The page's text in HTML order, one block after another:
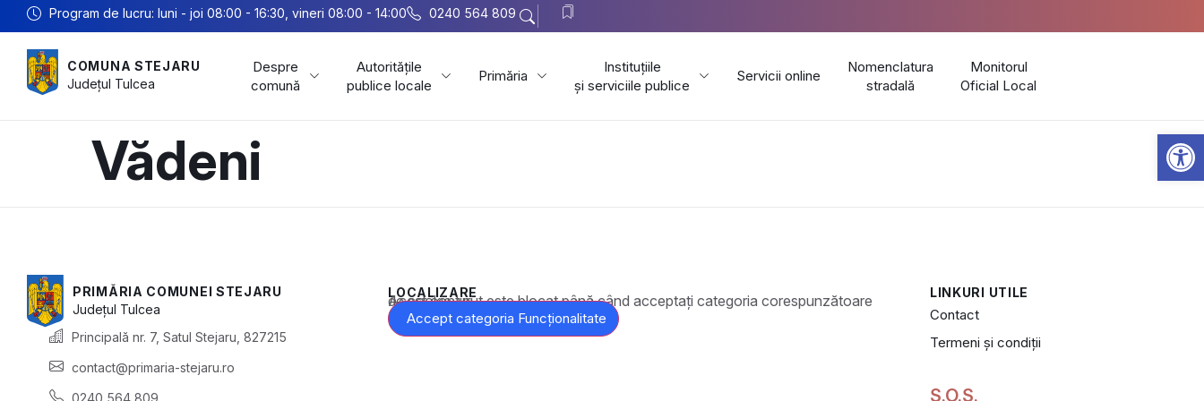
Program de lucru: luni - joi 08:00 - 16:30, vineri 08:00 - 14:00 0240 564 809
COMUNA STEJARU
Județul Tulcea
Despre
comună
Autoritățile
publice locale
Primăria
Instituțiile
și serviciile publice
Servicii online
Nomenclatura
stradală
Monitorul
Oficial Local
Vădeni
PRIMĂRIA COMUNEI STEJARU
Județul Tulcea
Principală nr. 7, Satul Stejaru, 827215
contact@primaria-stejaru.ro
0240 564 809
LOCALIZARE
Acest conținut este blocat până când acceptați categoria corespunzătoare de cookie-uri.
Accept categoria Funcționalitate
LINKURI UTILE
Contact
Termeni și condiții
S.O.S.